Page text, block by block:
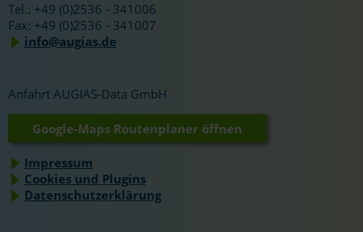
Tel.: +49 (0)2536 - 341006
Fax: +49 (0)2536 - 341007
info@augias.de
Anfahrt AUGIAS-Data GmbH
Google-Maps Routenplaner öffnen
Impressum
Cookies und Plugins
Datenschutzerklärung